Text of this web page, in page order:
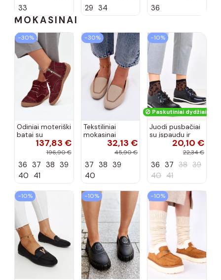
33 29 34 36
MOKASINAI
−30%
Odiniai moteriški
batai su
siūlėmis, pilies
tipo, Artiker
spalvos
137,83 €
196,90 €
36 37 38 39
40 41
−30%
Tekstiliniai
mokasinai
smėlio spalvos
32,13 €
45,90 €
37 38 39
40
−10%
Paskutiniai dydžiai!
Juodi pusbačiai
su įspaudu ir
kvadratiniu
priekiu Kerawa
20,10 €
22,34 €
36 37 38 39
40 41
−10% −10% −10%